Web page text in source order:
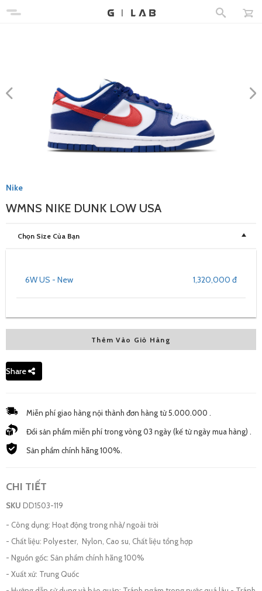
Nike
WMNS NIKE DUNK LOW USA
Chọn Size Của Bạn
1,320,000 đ
6W US - New
Thêm Vào Giỏ Hàng
Share
Miễn phí giao hàng nội thành đơn hàng từ 5.000.000 .
Đổi sản phẩm miễn phí trong vòng 03 ngày (kế từ ngày mua hàng) .
Sản phẩm chính hãng 100%.
CHI TIẾT
SKU DD1503-119
- Công dụng: Hoạt động trong nhà/ ngoài trời
- Chất liệu: Polyester, Nylon, Cao su, Chất liệu tổng hợp
- Nguồn gốc: Sản phẩm chính hãng 100%
- Xuất xứ: Trung Quốc